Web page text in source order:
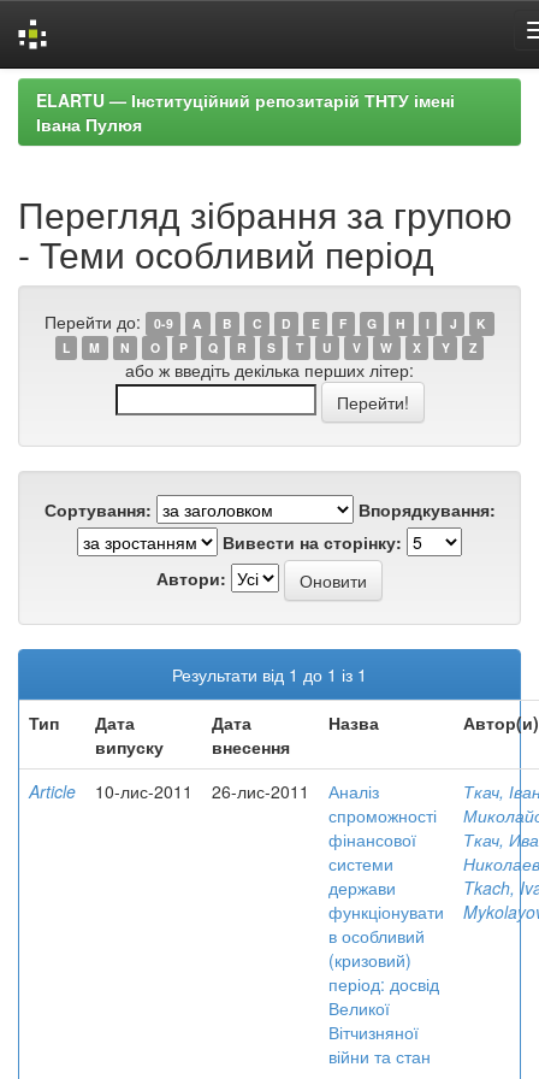
Skip
navigation
ELARTU — Інституційний репозитарій ТНТУ імені
Івана Пулюя
Перегляд зібрання за групою
- Теми особливий період
Перейти до: 0-9 A B C D E F G H I J
K
L
M N O P Q R S T U V W X Y Z
або ж введіть декілька перших літер:
Сортування:
Впорядкування:
Вивести на сторінку:
Автори:
Результати від 1 до 1 із 1
Тип
Дата
випуску
Дата
внесення
Назва Автор(и)
Article 10-лис-2011 26-лис-2011
Аналіз
спроможності
фінансової
системи
держави
функціонувати
в особливий
(кризовий)
період: досвід
Великої
Вітчизняної
війни та стан
Ткач,
Ткач,
Tkach,